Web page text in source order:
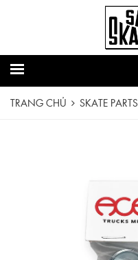
TRANG CHỦ SKATE PARTS